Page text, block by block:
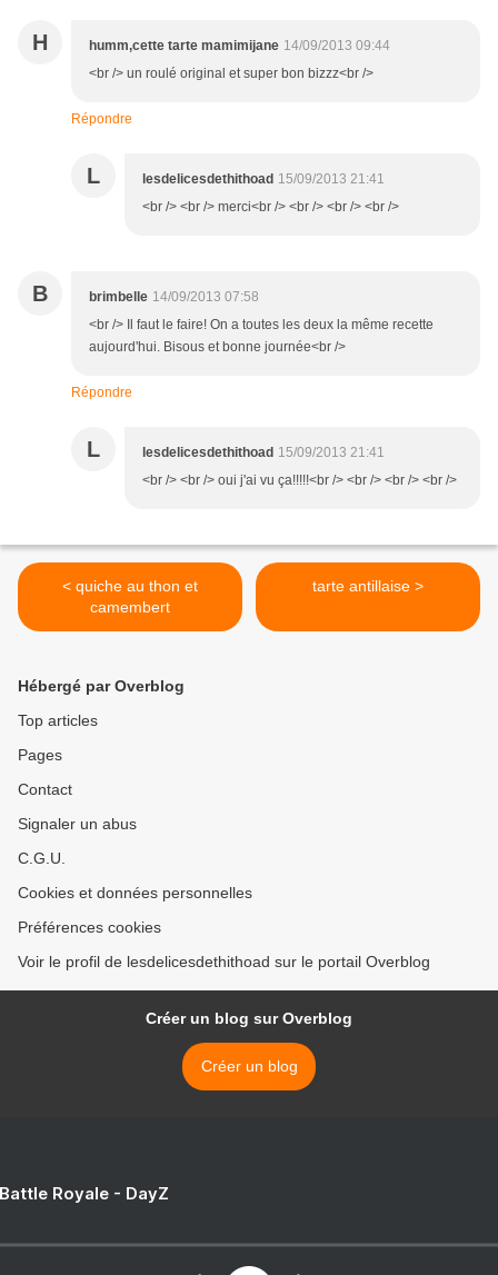
H humm,cette tarte mamimijane 14/09/2013 09:44
<br /> un roulé original et super bon bizzz<br />
Répondre
L lesdelicesdethithoad 15/09/2013 21:41
<br /> <br /> merci<br /> <br /> <br /> <br />
B brimbelle 14/09/2013 07:58
<br /> Il faut le faire! On a toutes les deux la même recette
aujourd'hui. Bisous et bonne journée<br />
Répondre
L lesdelicesdethithoad 15/09/2013 21:41
<br /> <br /> oui j'ai vu ça!!!!!<br /> <br /> <br /> <br />
< quiche au thon et
camembert
tarte antillaise >
Hébergé par Overblog
Top articles
Pages
Contact
Signaler un abus
C.G.U.
Cookies et données personnelles
Préférences cookies
Voir le profil de lesdelicesdethithoad sur le portail Overblog
Créer un blog sur Overblog
Créer un blog
Royale - DayZ